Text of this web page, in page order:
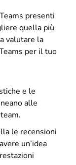
presenti
quella più
valutare la
per il tuo
e le
alle
le recensioni
un’idea